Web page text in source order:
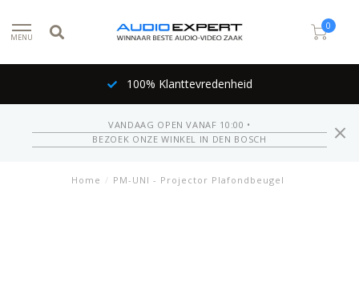
MENU
0
100% Klanttevredenheid
VANDAAG OPEN VANAF 10:00 •
BEZOEK ONZE WINKEL IN DEN BOSCH
Home / PM-UNI - Projector Plafondbeugel